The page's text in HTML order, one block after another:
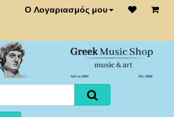
Ο Λογαριασμός μου